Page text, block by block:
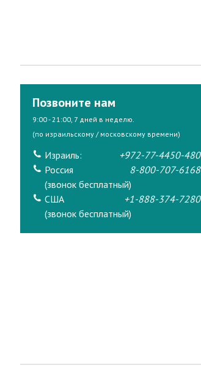
Позвоните нам
9:00 - 21:00, 7 дней в неделю.
(по израильскому / московскому времени)
Израиль:
+972-77-4450-480
Россия
(звонок бесплатный)
8-800-707-6168
США
(звонок бесплатный)
+1-888-374-7280